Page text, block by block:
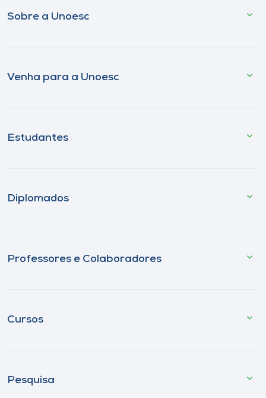
Sobre a Unoesc
Venha para a Unoesc
Estudantes
Diplomados
Professores e Colaboradores
Cursos
Pesquisa